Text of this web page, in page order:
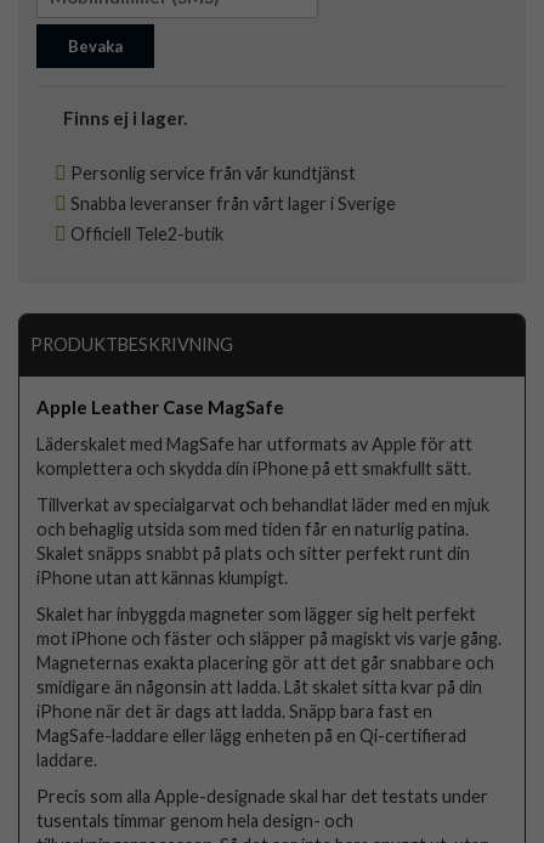
Bevaka
Finns ej i lager.
Personlig service från vår kundtjänst
Snabba leveranser från vårt lager i Sverige
Officiell Tele2-butik
PRODUKTBESKRIVNING
Apple Leather Case MagSafe
Läderskalet med MagSafe har utformats av Apple för att
komplettera och skydda din iPhone på ett smakfullt sätt.
Tillverkat av specialgarvat och behandlat läder med en mjuk
och behaglig utsida som med tiden får en naturlig patina.
Skalet snäpps snabbt på plats och sitter perfekt runt din
iPhone utan att kännas klumpigt.
Skalet har inbyggda magneter som lägger sig helt perfekt
mot iPhone och fäster och släpper på magiskt vis varje gång.
Magneternas exakta placering gör att det går snabbare och
smidigare än någonsin att ladda. Låt skalet sitta kvar på din
iPhone när det är dags att ladda. Snäpp bara fast en
MagSafe-laddare eller lägg enheten på en Qi-certifierad
laddare.
Precis som alla Apple-designade skal har det testats under
tusentals timmar genom hela design- och